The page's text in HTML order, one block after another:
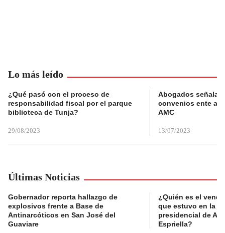
Lo más leído
¿Qué pasó con el proceso de
responsabilidad fiscal por el parque
biblioteca de Tunja?
29/08/2023
Abogados
convenios ente
AMC
13/07/2023
Últimas Noticias
Gobernador reporta hallazgo de
explosivos frente a Base de
Antinarcóticos en San José del
Guaviare
¿Quién es el
que estuvo en la
presidencial de
Espriella?